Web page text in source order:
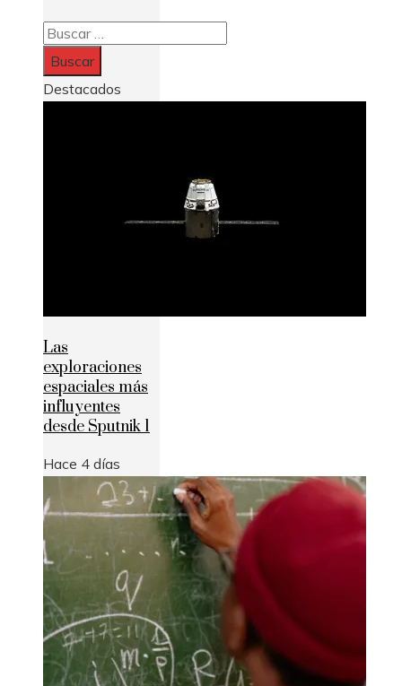
Buscar:
Destacados
Las
exploraciones
espaciales más
influyentes
desde Sputnik 1
Hace 4 días